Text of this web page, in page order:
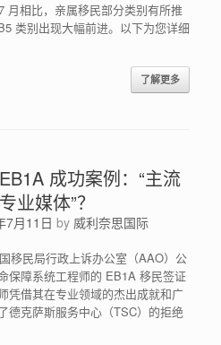
月相比，亲属移民部分类别有所推
类别出现大幅前进。以下为您详细
了解更多
成功案例：“主流
业媒体”？
7月11日 by 威利奈思国际
移民局行政上诉办公室（AAO）公
保障系统工程师的 EB1A 移民签证
凭借其在专业领域的杰出成就和广
德克萨斯服务中心（TSC）的拒绝